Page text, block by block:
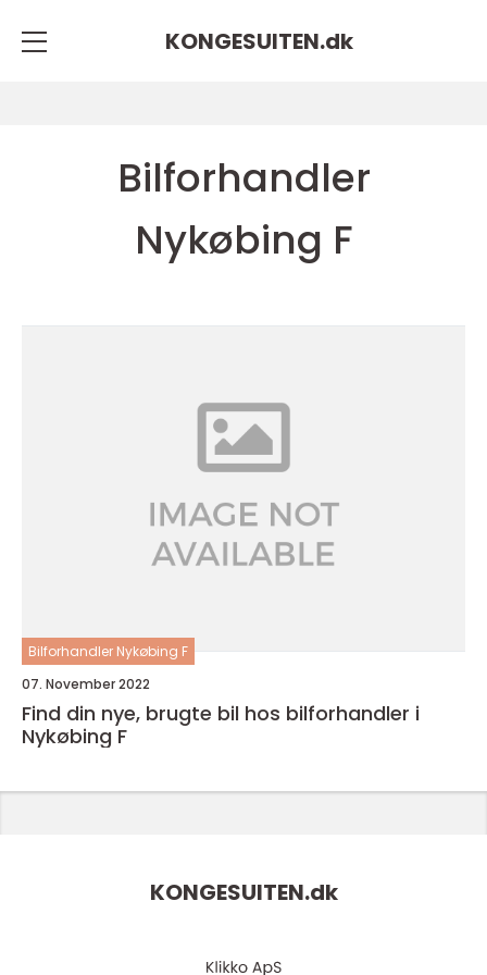
KONGESUITEN.dk
Bilforhandler
Nykøbing F
Bilforhandler Nykøbing F
07. November 2022
Find din nye, brugte bil hos bilforhandler i
Nykøbing F
KONGESUITEN.dk